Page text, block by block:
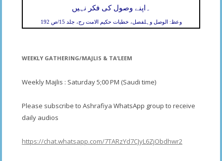
اپنے وصول کی فکر نہیں
وعظ: الوصل وہلفصل، خطبات حکیم الامت رح، جلد 15/ص 192
WEEKLY GATHERING/MAJLIS & TA’LEEM
Weekly Majlis : Saturday 5;00 PM (Saudi time)
Please subscribe to Ashrafiya WhatsApp group to receive
daily audios
https://chat.whatsapp.com/7TARzYd7CJyL6ZjObdhwr2